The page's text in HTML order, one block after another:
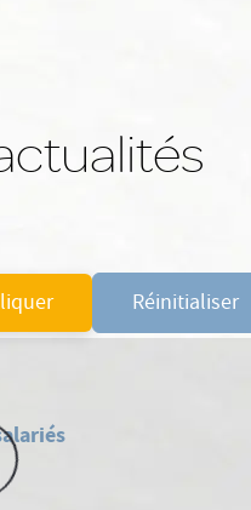
Réinitialiser